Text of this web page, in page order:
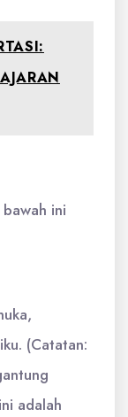
ini
(Catatan:
adalah